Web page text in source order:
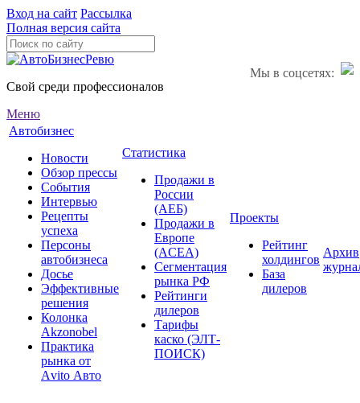
Вход на сайт Рассылка
Полная версия сайта
Мы в соцсетях:
Свой среди профессионалов
Меню
Автобизнес
Новости
Обзор прессы
События
Интервью
Рецепты
успеха
Персоны
автобизнеса
Досье
Эффективные
решения
Колонка
Akzonobel
Практика
рынка от
Аvito Авто
Статистика
Продажи в
России
(АЕБ)
Продажи в
Европе
(ACEA)
Сегментация
рынка РФ
Рейтинги
дилеров
Тарифы
каско (ЭЛТ-
ПОИСК)
Проекты
Рейтинг
холдингов
База
дилеров
Архив